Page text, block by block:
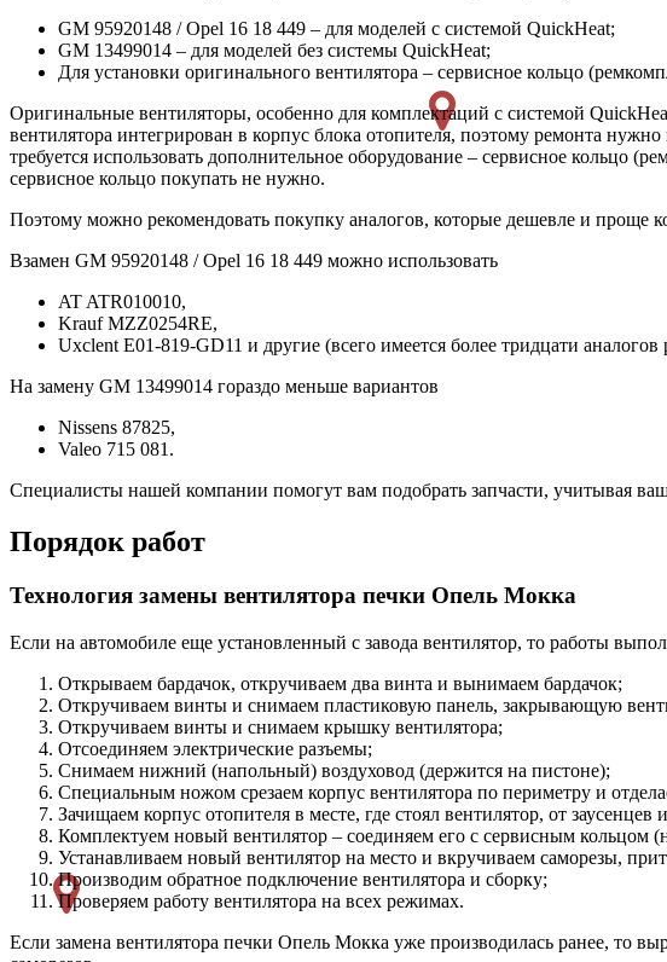
GM 95920148 / Opel 16 18 449 – для моделей с системой QuickHeat;
GM 13499014 – для моделей без системы QuickHeat;
Для установки оригинального вентилятора – сервисное кольцо
Оригинальные вентиляторы, особенно для комплектаций с системой
вентилятора интегрирован в корпус блока отопителя, поэтому ремонта
требуется использовать дополнительное оборудование – сервисное кольцо
сервисное кольцо покупать не нужно.
Поэтому можно рекомендовать покупку аналогов, которые дешевле и проще
Взамен GM 95920148 / Opel 16 18 449 можно использовать
AT ATR010010,
Krauf MZZ0254RE,
Uxclent E01-819-GD11 и другие (всего имеется более тридцати аналогов
На замену GM 13499014 гораздо меньше вариантов
Nissens 87825,
Valeo 715 081.
Специалисты нашей компании помогут вам подобрать запчасти, учитывая
Порядок работ
Технология замены вентилятора печки Опель Мокка
Если на автомобиле еще установленный с завода вентилятор, то работы
Открываем бардачок, откручиваем два винта и вынимаем бардачок;
Откручиваем винты и снимаем пластиковую панель, закрывающую
Откручиваем винты и снимаем крышку вентилятора;
Отсоединяем электрические разъемы;
Снимаем нижний (напольный) воздуховод (держится на пистоне);
Специальным ножом срезаем корпус вентилятора по периметру и
Зачищаем корпус отопителя в месте, где стоял вентилятор, от заусенцев
Комплектуем новый вентилятор – соединяем его с сервисным кольцом
Устанавливаем новый вентилятор на место и вкручиваем саморезы,
Производим обратное подключение вентилятора и сборку;
Проверяем работу вентилятора на всех режимах.
Если замена вентилятора печки Опель Мокка уже производилась ранее, то